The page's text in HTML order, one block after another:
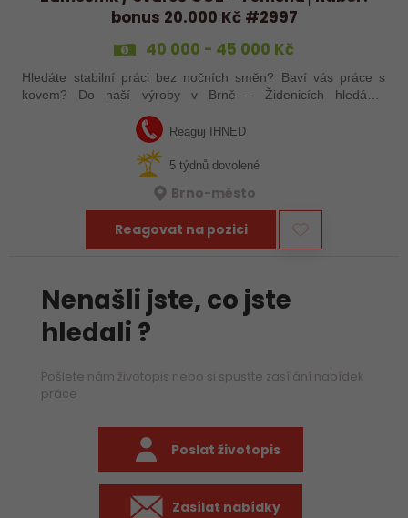
bonus 20.000 Kč #2997
40 000 - 45 000 Kč
Hledáte stabilní práci bez nočních směn? Baví vás práce s
kovem? Do naší výroby v Brně – Židenicích hledáme
jednosměnném provozu, možnost…
Reaguj IHNED
5 týdnů dovolené
Brno-město
Reagovat na pozici
Nenašli jste, co jste
hledali ?
Pošlete nám životopis nebo si spusťte zasílání nabídek
práce
Poslat životopis
Zasílat nabídky